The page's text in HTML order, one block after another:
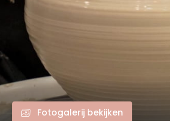
Fotogalerij bekijken